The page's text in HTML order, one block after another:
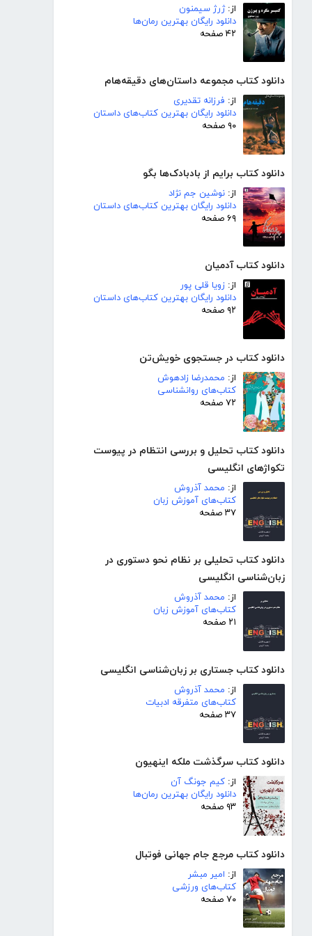
از:ژرژ سیمنون
دانلود رایگان بهترین رمان‌ها
۴۲ صفحه
دانلود کتاب مجموعه داستان‌های دقیقه‌هام
از: فرزانه تقدیری
دانلود رایگان بهترین کتاب‌های داستان
۹۰ صفحه
دانلود کتاب برایم از بادبادک‌ها بگو
از: نوشین جم نژاد
دانلود رایگان بهترین کتاب‌های داستان
۶۹ صفحه
دانلود کتاب آدمیان
از: زویا قلی پور
دانلود رایگان بهترین کتاب‌های داستان
۹۲ صفحه
دانلود کتاب در جستجوی خویش‌تن
از: محمدرضا زادهوش
کتاب‌های روانشناسی
۷۲ صفحه
دانلود کتاب تحلیل و بررسی انتظام در پیوست
تکواژهای انگلیسی
از: محمد آذروش
کتاب‌های آموزش زبان
۳۷ صفحه
دانلود کتاب تحلیلی بر نظام نحو دستوری در
زبان‌شناسی انگلیسی
از: محمد آذروش
کتاب‌های آموزش زبان
۲۱ صفحه
دانلود کتاب جستاری بر زبان‌شناسی انگلیسی
از: محمد آذروش
کتاب‌های متفرقه ادبیات
۳۷ صفحه
دانلود کتاب سرگذشت ملکه اینهیون
از: کیم جونگ آن
دانلود رایگان بهترین رمان‌ها
۹۳ صفحه
دانلود کتاب مرجع جام جهانی فوتبال
از: امیر مبشر
کتاب‌های ورزشی
۷۰ صفحه